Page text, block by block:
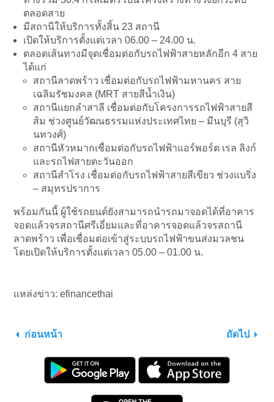
ตลอดสาย
มีสถานีให้บริการทั้งสิ้น 23 สถานี
เปิดให้บริการตั้งแต่เวลา 06.00 – 24.00 น.
ตลอดเส้นทางมีจุดเชื่อมต่อกับรถไฟฟ้าสายหลักอีก 4 สาย
ได้แก่
สถานีลาดพร้าว เชื่อมต่อกับรถไฟฟ้ามหานคร สาย
เฉลิมรัชมงคล (MRT สายสีน้ำเงิน)
สถานีแยกลำสาลี เชื่อมต่อกับโครงการรถไฟฟ้าสายสี
ส้ม ช่วงศูนย์วัฒนธรรมแห่งประเทศไทย – มีนบุรี (สุวิ
นทวงศ์)
สถานีหัวหมากเชื่อมต่อกับรถไฟฟ้าแอร์พอร์ต เรล ลิงก์
และรถไฟสายตะวันออก
สถานีสำโรง เชื่อมต่อกับรถไฟฟ้าสายสีเขียว ช่วงแบริ่ง
– สมุทรปราการ
พร้อมกันนี้ ผู้ใช้รถยนต์ยังสามารถนำรถมาจอดได้ที่อาคาร
จอดแล้วจรสถานีศรีเอี่ยมและที่อาคารจอดแล้วจรสถานี
ลาดพร้าว เพื่อเชื่อมต่อเข้าสู่ระบบรถไฟฟ้าขนส่งมวลชน
โดยเปิดให้บริการตั้งแต่เวลา 05.00 – 01.00 น.
แหล่งข่าว: efinancethai
ก่อนหน้า ถัดไป